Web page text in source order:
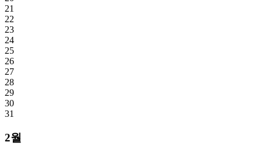
21
22
23
24
25
26
27
28
29
30
31
2월